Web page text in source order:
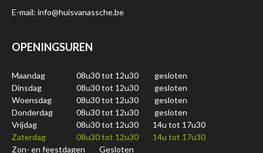
E-mail: info@huisvanassche.be
OPENINGSUREN
Maandag 08u30 tot 12u30
gesloten
Dinsdag
08u30 tot 12u30
gesloten
Woensdag
08u30 tot 12u30
gesloten
Donderdag
08u30 tot 12u30
gesloten
Vrijdag
08u30 tot 12u30
14u tot 17u30
Zaterdag
08u30 tot 12u30
14u tot 17u30
Zon- en feestdagen
Gesloten